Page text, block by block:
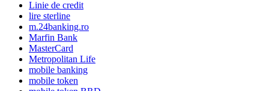
Linie de credit
lire sterline
m.24banking.ro
Marfin Bank
MasterCard
Metropolitan Life
mobile banking
mobile token